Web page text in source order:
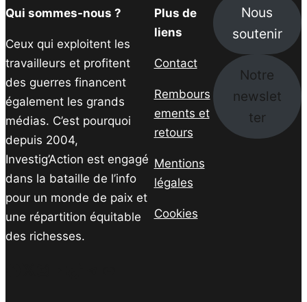
Qui sommes-nous ?
Ceux qui exploitent les
travailleurs et profitent
des guerres financent
également les grands
médias. C’est pourquoi
depuis 2004,
Investig’Action est engagé
dans la bataille de l’info
pour un monde de paix et
une répartition équitable
des richesses.
Plus de
liens
Contact
Rembours
ements et
retours
Mentions
légales
Cookies
Nous
soutenir
Notre
newslet
ter